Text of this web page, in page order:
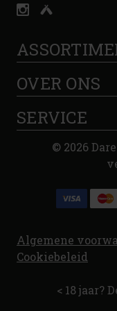
OVER ONS
SERVICE
© 2026
Algemene
Cookiebeleid
< 18 jaar?